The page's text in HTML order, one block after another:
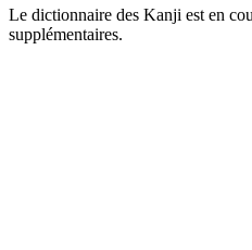
Le dictionnaire des Kanji est en
supplémentaires.